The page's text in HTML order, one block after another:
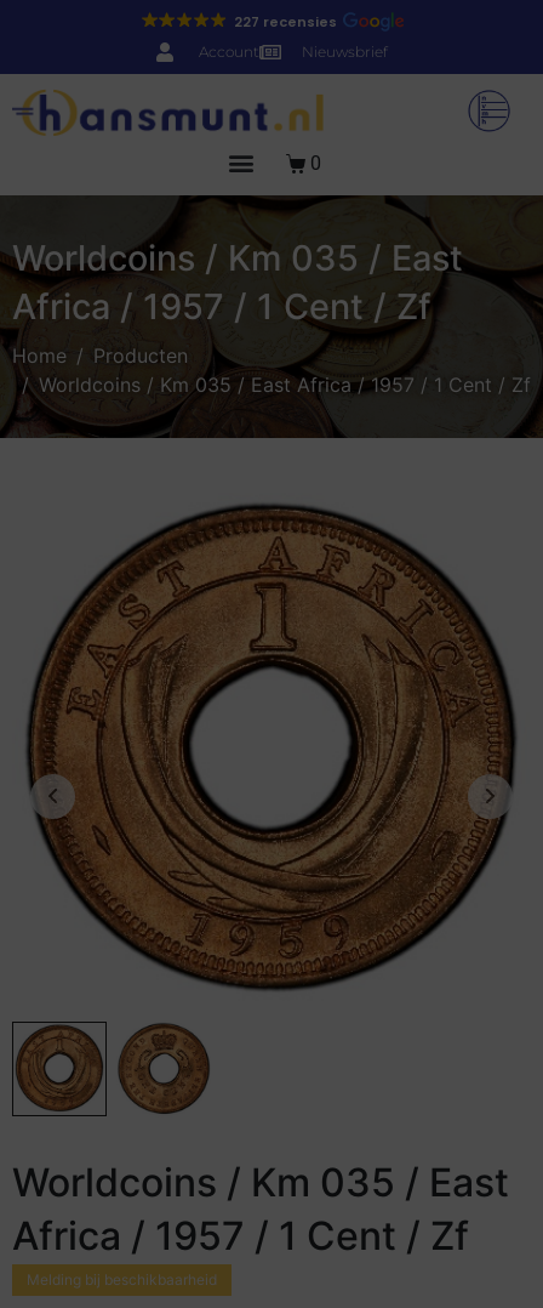
227 recensies
Account Nieuwsbrief
0
Worldcoins / Km 035 / East
Africa / 1957 / 1 Cent / Zf
Home
Producten
Worldcoins / Km 035 / East Africa / 1957 / 1 Cent / Zf
Worldcoins / Km 035 / East
Africa / 1957 / 1 Cent / Zf
Melding bij beschikbaarheid